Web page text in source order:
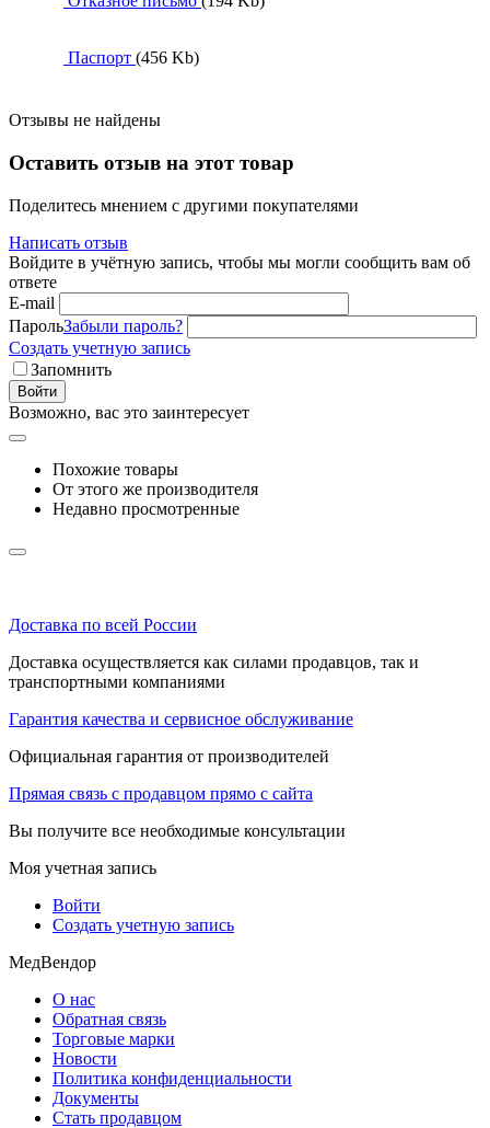
Паспорт (456 Kb)
Отзывы не найдены
Оставить отзыв на этот товар
Поделитесь мнением с другими покупателями
Написать отзыв
Войдите в учётную запись, чтобы мы могли сообщить вам об
ответе
E-mail
ПарольЗабыли пароль?
Создать учетную запись
Запомнить
Войти
Возможно, вас это заинтересует
Похожие товары
От этого же производителя
Недавно просмотренные
Доставка по всей России
Доставка осуществляется как силами продавцов, так и
транспортными компаниями
Гарантия качества и сервисное обслуживание
Официальная гарантия от производителей
Прямая связь с продавцом прямо с сайта
Вы получите все необходимые консультации
Моя учетная запись
Войти
Создать учетную запись
МедВендор
О нас
Обратная связь
Торговые марки
Новости
Политика конфиденциальности
Документы
Стать продавцом